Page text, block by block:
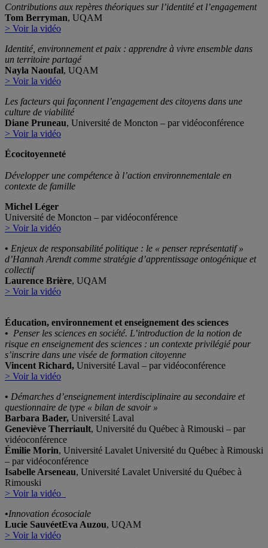
Contributions aux repères théoriques sur l’identité et l’engagement
Tom Berryman, UQAM
> Voir la vidéo
Identité, environnement et paix : apprendre à vivre ensemble dans
un territoire partagé
Nayla Naoufal, UQAM
> Voir la vidéo
Les facteurs qui façonnent l’engagement des citoyens dans une
culture de viabilité
Diane Pruneau, Université de Moncton – par vidéoconférence
> Voir la vidéo
Écocitoyenneté
Développer une compétence à l’action environnementale en
contexte de famille
Michel Léger
Université de Moncton – par vidéoconférence
> Voir la vidéo
• Enjeux de responsabilité politique : le « penser représentatif »
d’Hannah Arendt comme stratégie d’apprentissage ontogénique et
collectif
Laurence Brière, UQAM
> Voir la vidéo
Éducation, environnement et enseignement des sciences
• Penser les sciences en société. L’introduction de la notion de
risque en enseignement des sciences : un contexte privilégié pour
s’inscrire dans une visée de formation citoyenne
Vincent Richard, Université Laval – par vidéoconférence
> Voir la vidéo
• Démarches d’enseignement interdisciplinaire au secondaire et
questionnaire de type « bilan de savoir »
Barbara Bader, Université Laval
Geneviève Therriault, Université du Québec à Rimouski – par
vidéoconférence
Émilie Morin, Université Lavalet Université du Québec à Rimouski
– par vidéoconférence
Isabelle Arseneau, Université Lavalet Université du Québec à
Rimouski
> Voir la vidéo
•Innovation écosociale
Lucie SauvéetEva Auzou, UQAM
> Voir la vidéo